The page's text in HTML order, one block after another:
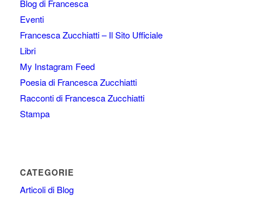
Blog di Francesca
Eventi
Francesca Zucchiatti – Il Sito Ufficiale
Libri
My Instagram Feed
Poesia di Francesca Zucchiatti
Racconti di Francesca Zucchiatti
Stampa
CATEGORIE
Articoli di Blog